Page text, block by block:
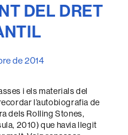
DEL DRET
de 2014
i els materials del
l’autobiografia de
dels Rolling Stones,
2010) que havia llegit